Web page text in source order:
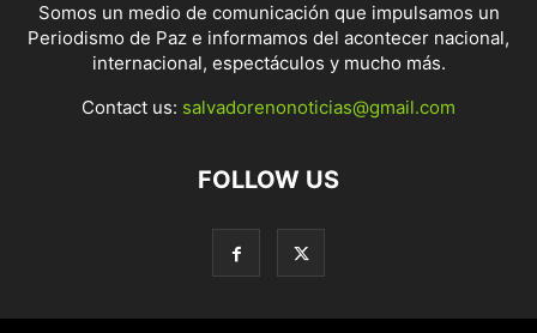
Somos un medio de comunicación que impulsamos un
Periodismo de Paz e informamos del acontecer nacional,
internacional, espectáculos y mucho más.
Contact us: salvadorenonoticias@gmail.com
FOLLOW US